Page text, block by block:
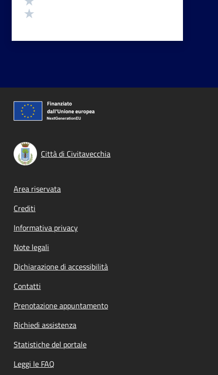
Città di Civitavecchia
Footer menu
Area riservata
Crediti
Informativa privacy
Note legali
Dichiarazione di accessibilità
Contatti
Prenotazione appuntamento
Richiedi assistenza
Statistiche del portale
Leggi le FAQ